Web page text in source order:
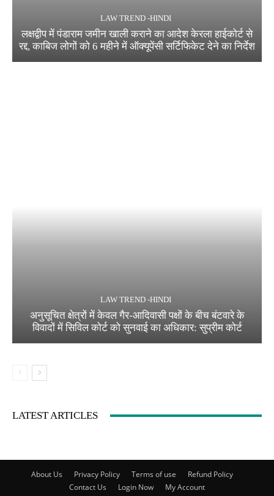
LAW TREND -HINDI
लक्षद्वीप में पंडाराम जमीन खाली कराने का आदेश केरला हाईकोर्ट से
रद्द, काबिज लोगों को 6 महीने में ऑक्यूपेंसी सर्टिफिकेट देने का निर्देश
LAW TREND -HINDI
अनुसूचित क्षेत्रों में केवल गैर-आदिवासी पक्षों के बीच बंटवारे के
विवादों में सिविल कोर्ट को सुनवाई का अधिकार: सुप्रीम कोर्ट
LATEST ARTICLES
About Us Privacy Policy Terms of use
Refund Policy
Contact Us
Login Now My Account